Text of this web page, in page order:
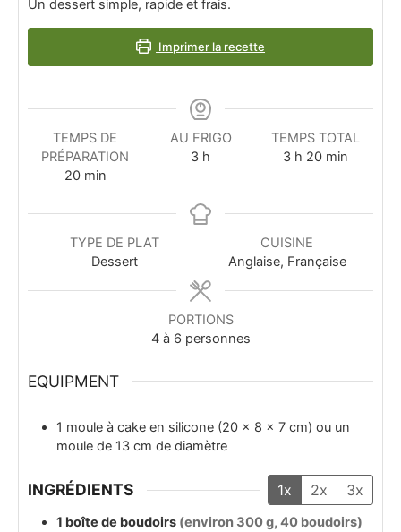
Un dessert simple, rapide et frais.
Imprimer la recette
TEMPS DE
PRÉPARATION
20 min
AU FRIGO
3 h
TEMPS TOTAL
3 h 20 min
TYPE DE PLAT
Dessert
CUISINE
Anglaise, Française
PORTIONS
4 à 6 personnes
EQUIPMENT
1 moule à cake en silicone (20 x 8 x 7 cm) ou un
moule de 13 cm de diamètre
INGRÉDIENTS 1x 2x 3x
1 boîte de boudoirs (environ 300 g, 40 boudoirs)